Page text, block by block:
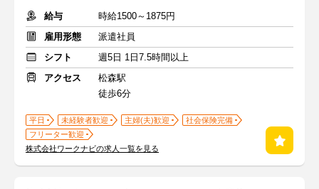
給与
時給1500～1875円
雇用形態
派遣社員
シフト
週5日 1日7.5時間以上
アクセス
松森駅
徒歩6分
平日 未経験者歓迎 主婦(夫)歓迎
社会保険完備
フリーター歓迎
株式会社ワークナビの求人一覧を見る